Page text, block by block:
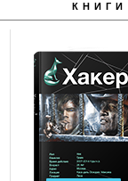
2 книги
КНИГИ